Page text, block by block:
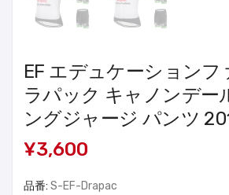
EF エデュケーションフ
ラパック キャノンデー
ングジャージ パンツ
¥3,600
品番: S-EF-Drapac